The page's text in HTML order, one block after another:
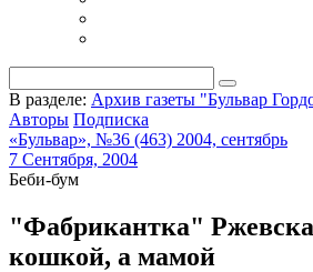
В разделе: Архив газеты "Бульвар
Авторы Подписка
«Бульвар», №36 (463) 2004, сентябрь
7 Сентября, 2004
Беби-бум
"Фабрикантка"
кошкой, а мамой